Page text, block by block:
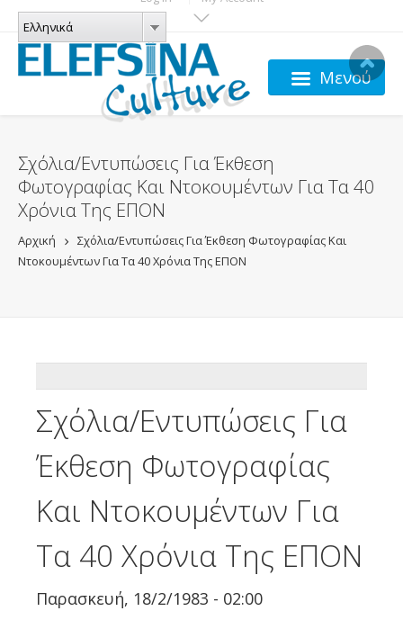
Παράκαμψη προς το κυρίως περιεχόμενο
ΓΛΏΣΣΕΣ
Ελληνικά
Ελληνικά
Μενού
Σχόλια/Εντυπώσεις Για Έκθεση
Φωτογραφίας Και Ντοκουμέντων Για Τα 40
Χρόνια Της ΕΠΟΝ
Αρχική
Σχόλια/Εντυπώσεις Για Έκθεση Φωτογραφίας Και
Ντοκουμέντων Για Τα 40 Χρόνια Της ΕΠΟΝ
Σχόλια/Εντυπώσεις Για
Έκθεση Φωτογραφίας
Και Ντοκουμέντων Για
Τα 40 Χρόνια Της ΕΠΟΝ
Παρασκευή, 18/2/1983 - 02:00